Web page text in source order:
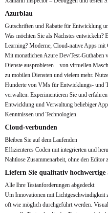
Azurblau
Gutschriften und Rabatte für Entwicklung
Was möchten Sie als Nächstes entwickeln?
Learning? Moderne, Cloud-native Apps
Mit monatlichen Azure Dev/Test-Guthaben
Dienste ausprobieren – von virtuellen
zu mobilen Diensten und vielem mehr.
Hunderte von VMs für Entwicklungs- und
verwalten. Experimentieren Sie und
Entwicklung und Verwaltung beliebiger
Kenntnissen und Technologien.
Cloud-verbunden
Bleiben Sie auf dem Laufenden
Effizienteres Coden mit integrierten und
Nahtlose Zusammenarbeit, ohne den Editor
Liefern Sie qualitativ hochwertige
Alle Ihre Testanforderungen abgedeckt
Um Innovationen mit Lichtgeschwindigkeit
oft wie möglich durchgeführt werden.